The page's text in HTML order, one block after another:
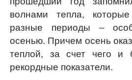
волнами тепла,
разные периоды –
осенью. Причем осень
теплой, за счет чего и
рекордные показатели.